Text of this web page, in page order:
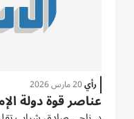
رأي20 مارس 2026
عناصر قوة دولة